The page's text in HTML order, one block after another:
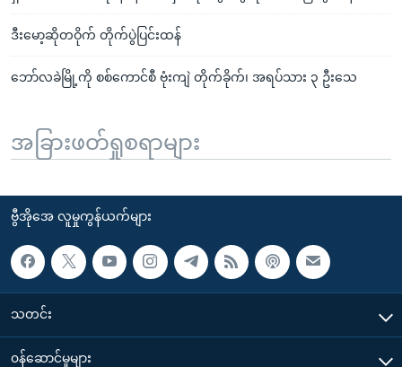
ဒီးမော့ဆိုတဝိုက် တိုက်ပွဲပြင်းထန်
ဘော်လခဲမြို့ကို စစ်ကောင်စီ ဗုံးကျဲ တိုက်ခိုက်၊ အရပ်သား ၃ ဦးသေ
အခြားဖတ်ရှုစရာများ
ဗွီအိုအေ လူမှုကွန်ယက်များ
သတင်း
၀န်ဆောင်မှုများ